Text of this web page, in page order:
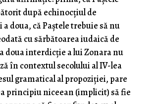
după echinocțiul de
doua, că Paștele trebuie să nu
cu sărbătoarea iudaică de
doua interdicție a lui Zonara nu
în contextul secolului al IV-lea
gramatical al propoziției, pare
principiu niceean (implicit) să fie